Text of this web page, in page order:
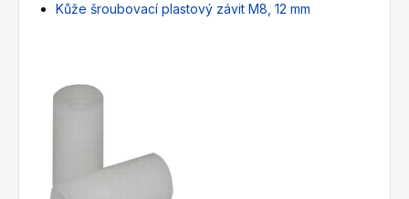
Kůže šroubovací plastový závit M8, 12 mm